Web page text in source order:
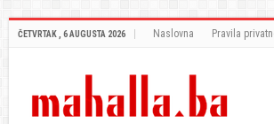
ČETVRTAK , 6 AUGUSTA 2026 Naslovna Pravila